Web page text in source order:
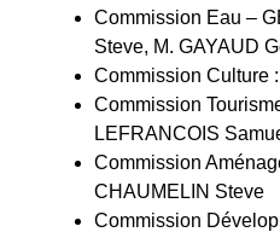
Commission Eau –
Steve, M. GAYAUD
Commission Culture
Commission
LEFRANCOIS
Commission
CHAUMELIN Steve
Commission